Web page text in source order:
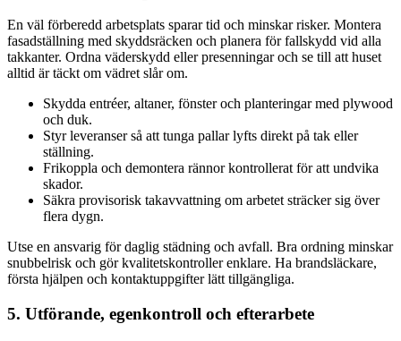
En väl förberedd arbetsplats sparar tid och minskar risker. Montera
fasadställning med skyddsräcken och planera för fallskydd vid alla
takkanter. Ordna väderskydd eller presenningar och se till att huset
alltid är täckt om vädret slår om.
Skydda entréer, altaner, fönster och planteringar med plywood
och duk.
Styr leveranser så att tunga pallar lyfts direkt på tak eller
ställning.
Frikoppla och demontera rännor kontrollerat för att undvika
skador.
Säkra provisorisk takavvattning om arbetet sträcker sig över
flera dygn.
Utse en ansvarig för daglig städning och avfall. Bra ordning minskar
snubbelrisk och gör kvalitetskontroller enklare. Ha brandsläckare,
första hjälpen och kontaktuppgifter lätt tillgängliga.
5. Utförande, egenkontroll och efterarbete